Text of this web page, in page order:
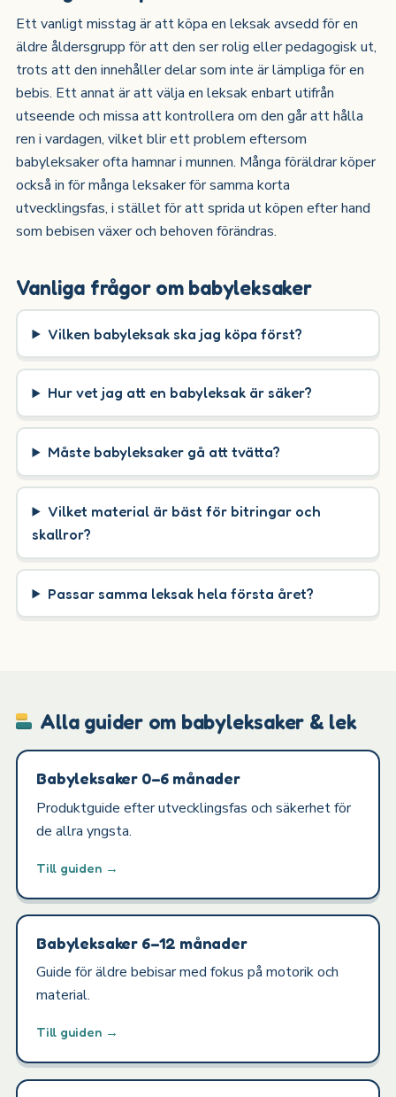
Ett vanligt misstag är att köpa en leksak avsedd för en
äldre åldersgrupp för att den ser rolig eller pedagogisk ut,
trots att den innehåller delar som inte är lämpliga för en
bebis. Ett annat är att välja en leksak enbart utifrån
utseende och missa att kontrollera om den går att hålla
ren i vardagen, vilket blir ett problem eftersom
babyleksaker ofta hamnar i munnen. Många föräldrar köper
också in för många leksaker för samma korta
utvecklingsfas, i stället för att sprida ut köpen efter hand
som bebisen växer och behoven förändras.
Vanliga frågor om babyleksaker
Vilken babyleksak ska jag köpa först?
Hur vet jag att en babyleksak är säker?
Måste babyleksaker gå att tvätta?
Vilket material är bäst för bitringar och
skallror?
Passar samma leksak hela första året?
Alla guider om babyleksaker & lek
Babyleksaker 0–6 månader
Produktguide efter utvecklingsfas och säkerhet för
de allra yngsta.
Till guiden →
Babyleksaker 6–12 månader
Guide för äldre bebisar med fokus på motorik och
material.
Till guiden →